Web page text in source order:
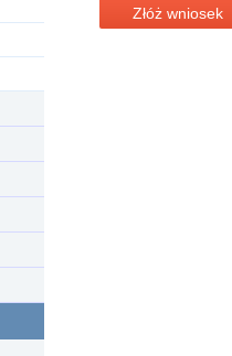
Złóż wniosek